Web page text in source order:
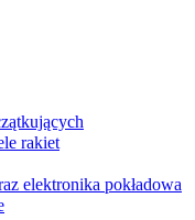
rakiet
elektronika pokładowa